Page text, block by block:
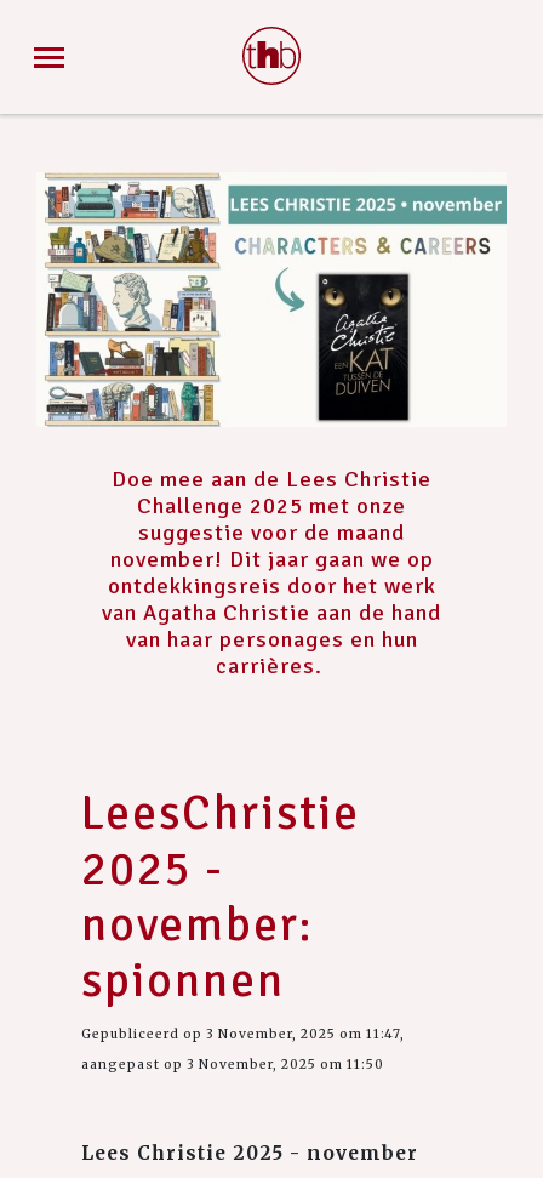
Doe mee aan de Lees Christie
Challenge 2025 met onze
suggestie voor de maand
november! Dit jaar gaan we op
ontdekkingsreis door het werk
van Agatha Christie aan de hand
van haar personages en hun
carrières.
LeesChristie
2025 -
november:
spionnen
Gepubliceerd op 3 November, 2025 om 11:47,
aangepast op 3 November, 2025 om 11:50
Lees Christie 2025 - november